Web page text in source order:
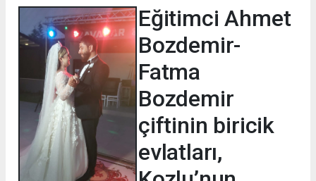
Eğitimci Ahmet
Bozdemir-
Fatma
Bozdemir
çiftinin biricik
evlatları,